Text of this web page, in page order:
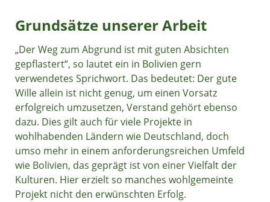
Grundsätze unserer Arbeit
„Der Weg zum Abgrund ist mit guten Absichten
gepflastert“, so lautet ein in Bolivien gern
verwendetes Sprichwort. Das bedeutet: Der gute
Wille allein ist nicht genug, um einen Vorsatz
erfolgreich umzusetzen, Verstand gehört ebenso
dazu. Dies gilt auch für viele Projekte in
wohlhabenden Ländern wie Deutschland, doch
umso mehr in einem anforderungsreichen Umfeld
wie Bolivien, das geprägt ist von einer Vielfalt der
Kulturen. Hier erzielt so manches wohlgemeinte
Projekt nicht den erwünschten Erfolg.